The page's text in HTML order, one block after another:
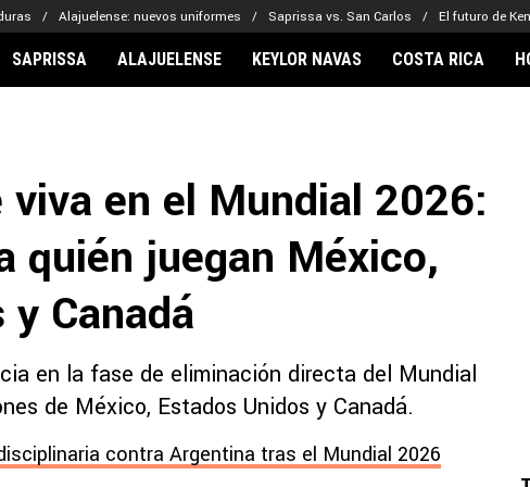
Alajuelense: nuevos uniformes Saprissa vs. San Carlos El futuro de
Kervin Arriaga
Nathaniel Méndez-Laing
Alajuelense
Comunicaciones
Real Estelí
Noticias
Real Madrid
SAPRISSA ALAJUELENSE KEYLOR NAVAS COSTA RICA
en el Mundial 2026:
quién juegan México,
Canadá
en la fase de eliminación directa del Mundial
de México, Estados Unidos y Canadá.
contra Argentina tras el Mundial 2026